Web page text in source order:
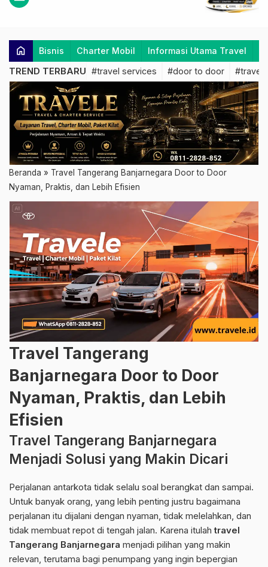
home Bisnis Charter Mobil Informasi Utama Travel
TREND TERBARU #travel services #door to door #travel
Beranda » Travel Tangerang Banjarnegara Door to Door
Nyaman, Praktis, dan Lebih Efisien
Travel Tangerang
Banjarnegara Door to Door
Nyaman, Praktis, dan Lebih
Efisien
Travel Tangerang Banjarnegara
Menjadi Solusi yang Makin Dicari
Perjalanan antarkota tidak selalu soal berangkat dan sampai.
Untuk banyak orang, yang lebih penting justru bagaimana
perjalanan itu dijalani dengan nyaman, tidak melelahkan, dan
tidak membuat repot di tengah jalan. Karena itulahtravel
Tangerang Banjarnegara menjadi pilihan yang makin
relevan, terutama bagi penumpang yang ingin bepergian